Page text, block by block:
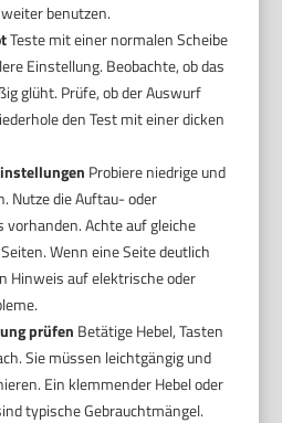
benutzen.
Teste mit einer normalen Scheibe
Einstellung. Beobachte, ob das
glüht. Prüfe, ob der Auswurf
den Test mit einer dicken
Probiere niedrige und
Nutze die Auftau- oder
Achte auf gleiche
Wenn eine Seite deutlich
Hinweis auf elektrische oder
prüfen Betätige Hebel, Tasten
Sie müssen leichtgängig und
Ein klemmender Hebel oder
typische Gebrauchtmängel.